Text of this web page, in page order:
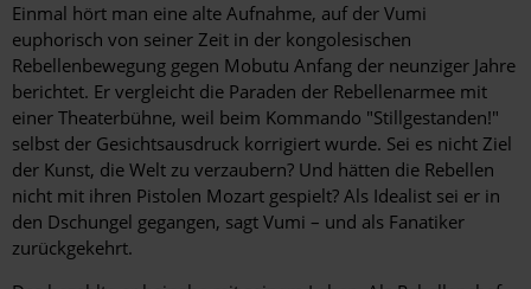
Einmal hört man eine alte Aufnahme, auf der Vumi
euphorisch von seiner Zeit in der kongolesischen
Rebellenbewegung gegen Mobutu Anfang der neunziger Jahre
berichtet. Er vergleicht die Paraden der Rebellenarmee mit
einer Theaterbühne, weil beim Kommando "Stillgestanden!"
selbst der Gesichtsausdruck korrigiert wurde. Sei es nicht Ziel
der Kunst, die Welt zu verzaubern? Und hätten die Rebellen
nicht mit ihren Pistolen Mozart gespielt? Als Idealist sei er in
den Dschungel gegangen, sagt Vumi – und als Fanatiker
zurückgekehrt.